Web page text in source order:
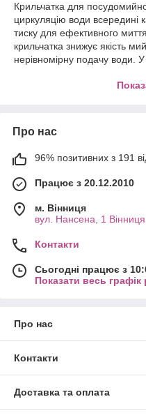
Крильчатка для
циркуляцію води всередині
тиску для ефективного
крильчатка знижує якість
нерівномірну подачу води.
надійні, сумісні та
Про нас
96% позитивних з 191
Працює з 20.12.2010
м. Вінниця
вул. Нансена, 1
Контакти
Сьогодні працює з
Показати весь графік
Про нас
Контакти
Доставка та оплата